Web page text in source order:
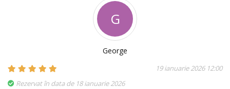
G
George
19 ianuarie 2026 12:00
Rezervat în data de 18 ianuarie 2026